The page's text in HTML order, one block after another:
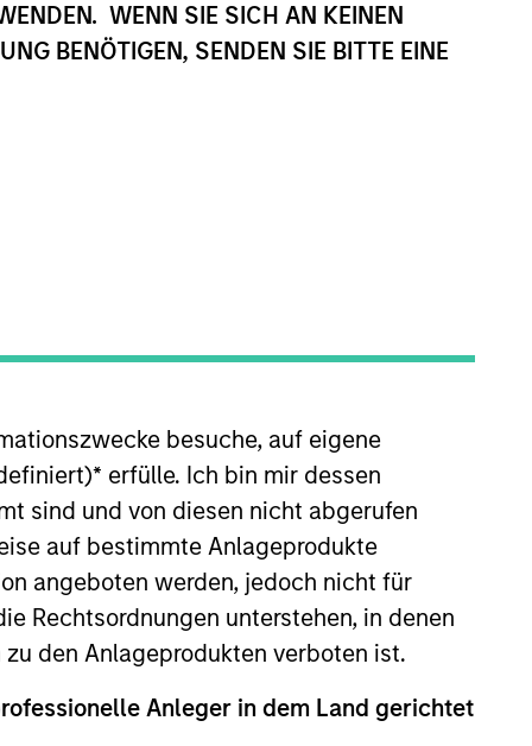
WENN SIE SICH AN KEINEN
BENÖTIGEN, SENDEN SIE BITTE EINE
besuche, auf eigene
* erfülle. Ich bin mir dessen
sind und von diesen nicht abgerufen
auf bestimmte Anlageprodukte
angeboten werden, jedoch nicht für
Rechtsordnungen unterstehen, in denen
den Anlageprodukten verboten ist.
Anleger in dem Land gerichtet
Insights
opportunities, primarily in
operating capital employed and
mispriced fundamentals.
and prospects change. The